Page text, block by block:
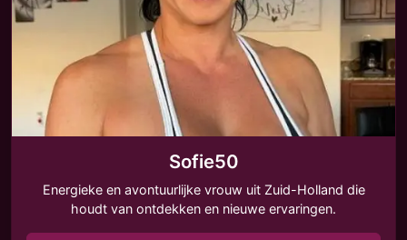
Sofie50
Energieke en avontuurlijke vrouw uit Zuid-Holland die
houdt van ontdekken en nieuwe ervaringen.